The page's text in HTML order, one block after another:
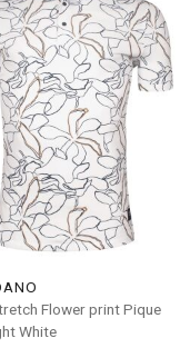
Flower print Pique
White